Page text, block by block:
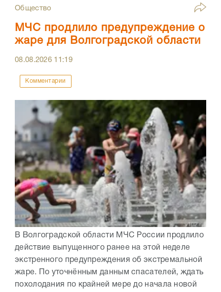
Общество
МЧС продлило предупреждение о
жаре для Волгоградской области
08.08.2026 11:19
Комментарии
В Волгоградской области МЧС России продлило
действие выпущенного ранее на этой неделе
экстренного предупреждения об экстремальной
жаре. По уточнённым данным спасателей, ждать
похолодания по крайней мере до начала новой